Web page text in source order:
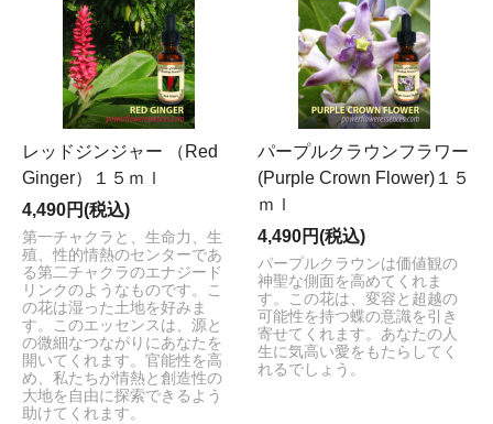
レッドジンジャー （Red
Ginger）１５ｍｌ
4,490円(税込)
第一チャクラと、生命力、生
殖、性的情熱のセンターであ
る第二チャクラのエナジード
リンクのようなものです。こ
の花は湿った土地を好みま
す。このエッセンスは、源と
の微細なつながりにあなたを
開いてくれます。官能性を高
め、私たちが情熱と創造性の
大地を自由に探索できるよう
助けてくれます。
パープルクラウンフラワー
(Purple Crown Flower)１５
ｍｌ
4,490円(税込)
パープルクラウンは価値観の
神聖な側面を高めてくれま
す。この花は、変容と超越の
可能性を持つ蝶の意識を引き
寄せてくれます。あなたの人
生に気高い愛をもたらしてく
れるでしょう。